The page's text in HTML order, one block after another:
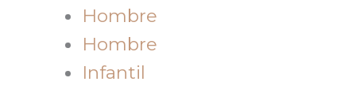
Hombre
Hombre
Infantil